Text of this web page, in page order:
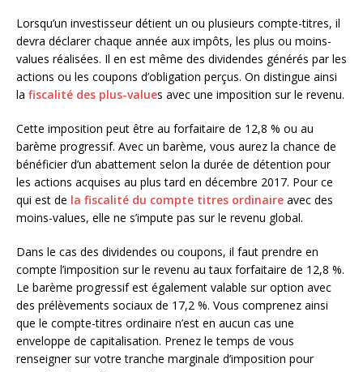
Lorsqu’un investisseur détient un ou plusieurs compte-titres, il
devra déclarer chaque année aux impôts, les plus ou moins-
values réalisées. Il en est même des dividendes générés par les
actions ou les coupons d’obligation perçus. On distingue ainsi
la fiscalité des plus-values avec une imposition sur le revenu.
Cette imposition peut être au forfaitaire de 12,8 % ou au
barème progressif. Avec un barème, vous aurez la chance de
bénéficier d’un abattement selon la durée de détention pour
les actions acquises au plus tard en décembre 2017. Pour ce
qui est de la fiscalité du compte titres ordinaire avec des
moins-values, elle ne s’impute pas sur le revenu global.
Dans le cas des dividendes ou coupons, il faut prendre en
compte l’imposition sur le revenu au taux forfaitaire de 12,8 %.
Le barème progressif est également valable sur option avec
des prélèvements sociaux de 17,2 %. Vous comprenez ainsi
que le compte-titres ordinaire n’est en aucun cas une
enveloppe de capitalisation. Prenez le temps de vous
renseigner sur votre tranche marginale d’imposition pour